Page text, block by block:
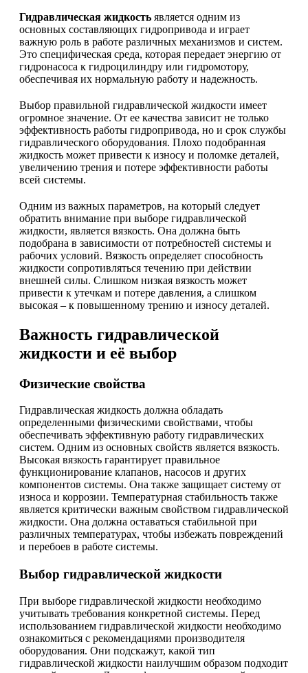
Гидравлическая жидкость является одним из
основных составляющих гидропривода и играет
важную роль в работе различных механизмов и систем.
Это специфическая среда, которая передает энергию от
гидронасоса к гидроцилиндру или гидромотору,
обеспечивая их нормальную работу и надежность.
Выбор правильной гидравлической жидкости имеет
огромное значение. От ее качества зависит не только
эффективность работы гидропривода, но и срок службы
гидравлического оборудования. Плохо подобранная
жидкость может привести к износу и поломке деталей,
увеличению трения и потере эффективности работы
всей системы.
Одним из важных параметров, на который следует
обратить внимание при выборе гидравлической
жидкости, является вязкость. Она должна быть
подобрана в зависимости от потребностей системы и
рабочих условий. Вязкость определяет способность
жидкости сопротивляться течению при действии
внешней силы. Слишком низкая вязкость может
привести к утечкам и потере давления, а слишком
высокая – к повышенному трению и износу деталей.
Важность гидравлической
жидкости и её выбор
Физические свойства
Гидравлическая жидкость должна обладать
определенными физическими свойствами, чтобы
обеспечивать эффективную работу гидравлических
систем. Одним из основных свойств является вязкость.
Высокая вязкость гарантирует правильное
функционирование клапанов, насосов и других
компонентов системы. Она также защищает систему от
износа и коррозии. Температурная стабильность также
является критически важным свойством гидравлической
жидкости. Она должна оставаться стабильной при
различных температурах, чтобы избежать повреждений
и перебоев в работе системы.
Выбор гидравлической жидкости
При выборе гидравлической жидкости необходимо
учитывать требования конкретной системы. Перед
использованием гидравлической жидкости необходимо
ознакомиться с рекомендациями производителя
оборудования. Они подскажут, какой тип
гидравлической жидкости наилучшим образом подходит